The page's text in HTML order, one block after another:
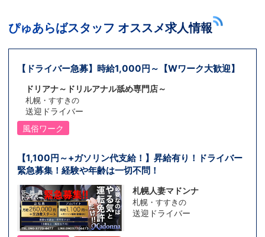
ぴゅあらばスタッフ オススメ求人情報
【ドライバー急募】時給1,000円～【Wワーク大歓迎】
ドリアナ～ドリルアナル舐め専門店～
札幌・すすきの
送迎ドライバー
風俗ワーク
【1,100円～+ガソリン代支給！】昇給有り！ドライバー
緊急募集！経験や年齢は一切不問！
札幌人妻マドンナ
札幌・すすきの
送迎ドライバー